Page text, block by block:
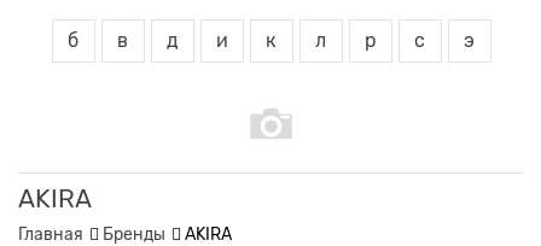
б в д и к л р с э
AKIRA
Главная Бренды AKIRA